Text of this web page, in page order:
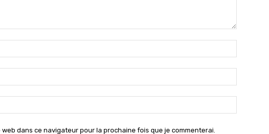
:*
:*
:
dans ce navigateur pour la prochaine fois que je commenterai.